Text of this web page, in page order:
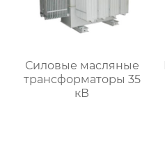
Силовые масляные
трансформаторы 35
кВ